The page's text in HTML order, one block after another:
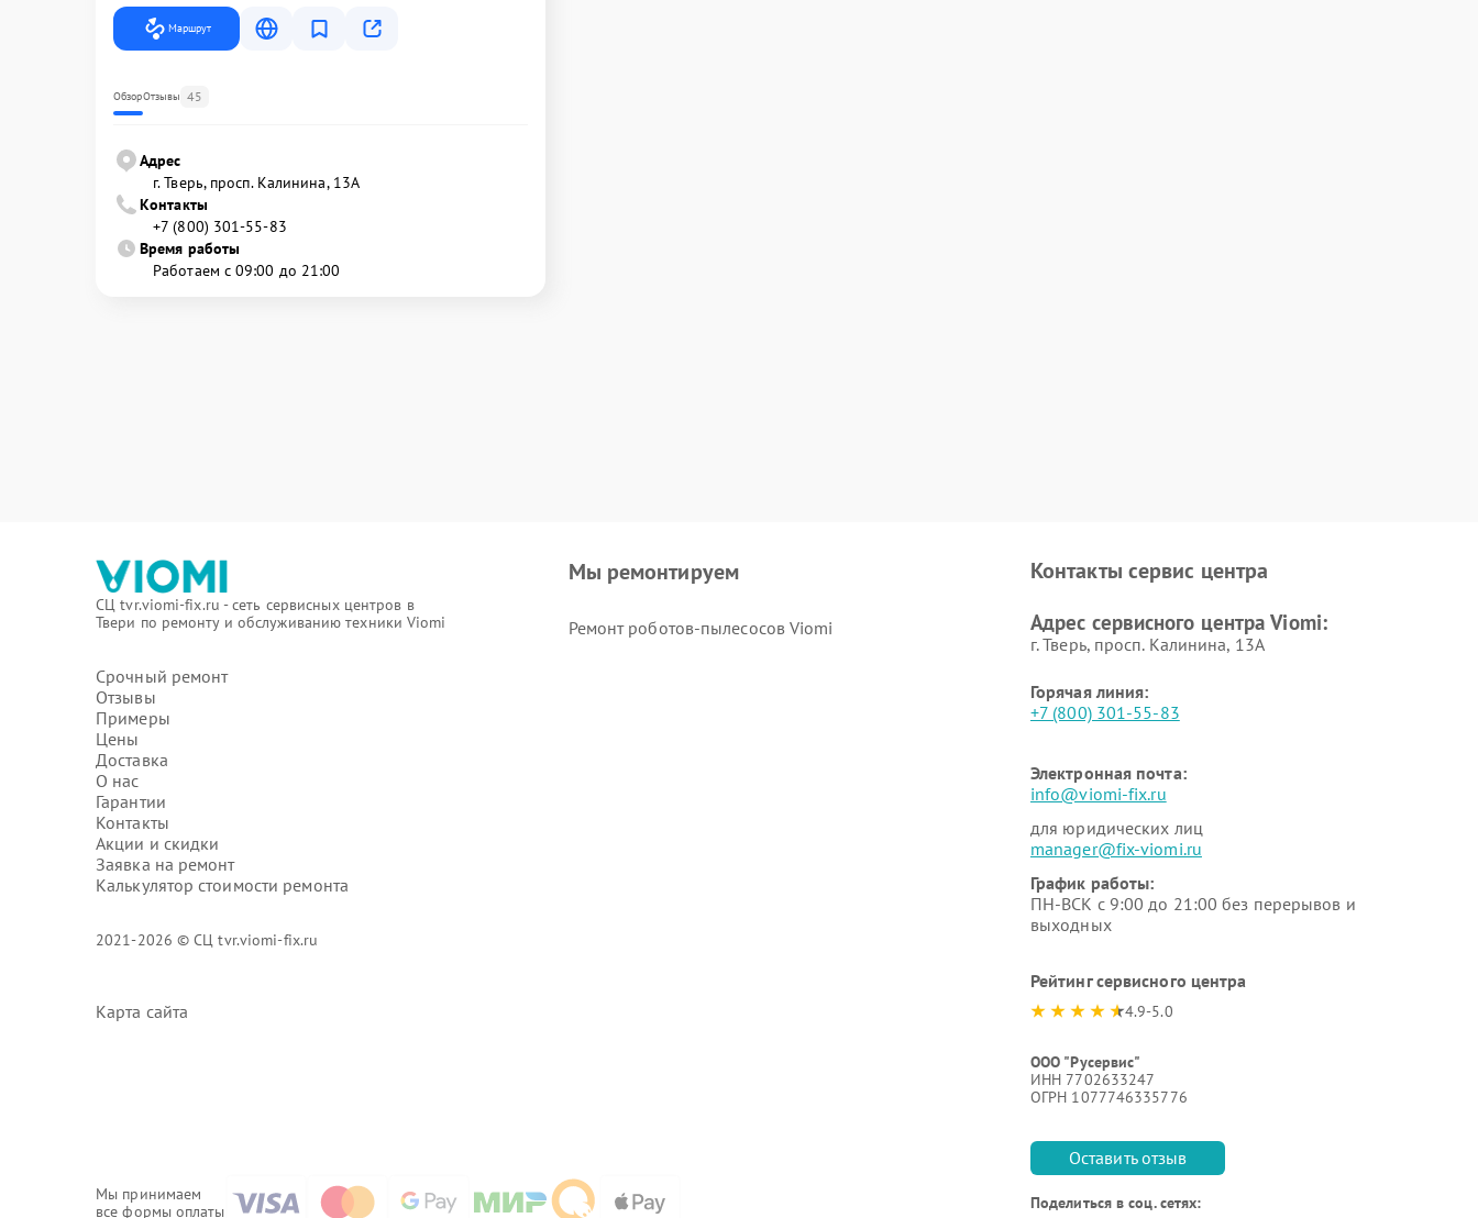
Маршрут
ОбзорОтзывы 45
Адрес
г. Тверь, просп. Калинина, 13А
Контакты
+7 (800) 301-55-83
Время работы
Работаем с 09:00 до 21:00
СЦ tvr.viomi-fix.ru - сеть сервисных центров в
Твери по ремонту и обслуживанию техники Viomi
Срочный ремонт
Отзывы
Примеры
Цены
Доставка
О нас
Гарантии
Контакты
Акции и скидки
Заявка на ремонт
Калькулятор стоимости ремонта
2021-2026 © СЦ tvr.viomi-fix.ru
Карта сайта
Мы принимаем
все формы оплаты
Мы ремонтируем
Ремонт роботов-пылесосов Viomi
Контакты сервис центра
Адрес сервисного центра Viomi:
г. Тверь, просп. Калинина, 13А
Горячая линия:
+7 (800) 301-55-83
Электронная почта:
info@viomi-fix.ru
для юридических лиц
manager@fix-viomi.ru
График работы:
ПН-ВСК с 9:00 до 21:00 без перерывов и
выходных
Рейтинг сервисного центра
4.9-5.0
ООО "Русервис"
ИНН 7702633247
ОГРН 1077746335776
Оставить отзыв
Поделиться в соц. сетях: